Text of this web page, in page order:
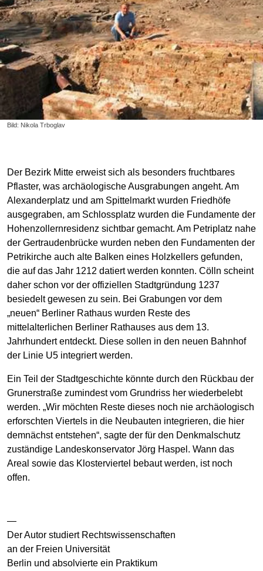
Bild: Nikola Trboglav
Der Bezirk Mitte erweist sich als besonders fruchtbares
Pflaster, was archäologische Ausgrabungen angeht. Am
Alexanderplatz und am Spittelmarkt wurden Friedhöfe
ausgegraben, am Schlossplatz wurden die Fundamente der
Hohenzollernresidenz sichtbar gemacht. Am Petriplatz nahe
der Gertraudenbrücke wurden neben den Fundamenten der
Petrikirche auch alte Balken eines Holzkellers gefunden,
die auf das Jahr 1212 datiert werden konnten. Cölln scheint
daher schon vor der offiziellen Stadtgründung 1237
besiedelt gewesen zu sein. Bei Grabungen vor dem
„neuen“ Berliner Rathaus wurden Reste des
mittelalterlichen Berliner Rathauses aus dem 13.
Jahrhundert entdeckt. Diese sollen in den neuen Bahnhof
der Linie U5 integriert werden.
Ein Teil der Stadtgeschichte könnte durch den Rückbau der
Grunerstraße zumindest vom Grundriss her wiederbelebt
werden. „Wir möchten Reste dieses noch nie archäologisch
erforschten Viertels in die Neubauten integrieren, die hier
demnächst entstehen“, sagte der für den Denkmalschutz
zuständige Landeskonservator Jörg Haspel. Wann das
Areal sowie das Klosterviertel bebaut werden, ist noch
offen.
—
Der Autor studiert Rechtswissenschaften
an der Freien Universität
Berlin und absolvierte ein Praktikum